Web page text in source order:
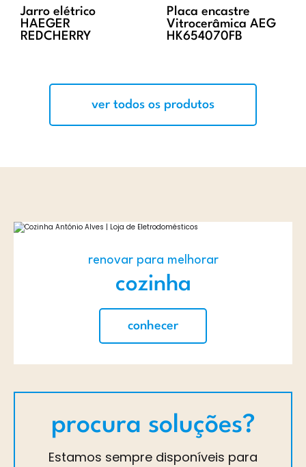
Jarro elétrico
HAEGER
REDCHERRY
Placa encastre
Vitrocerâmica AEG
HK654070FB
ver todos os produtos
renovar para melhorar
cozinha
conhecer
procura soluções?
Estamos sempre disponíveis para